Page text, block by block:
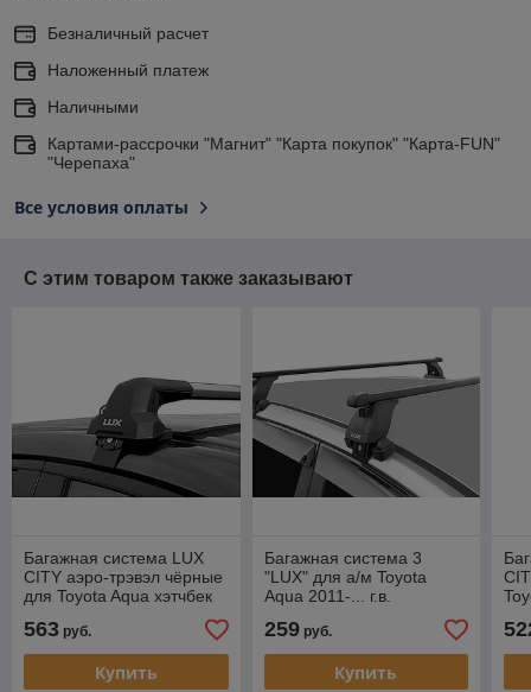
Безналичный расчет
Наложенный платеж
Наличными
Картами-рассрочки "Магнит" "Карта покупок" "Карта-FUN"
"Черепаха"
Все условия оплаты
С этим товаром также заказывают
Багажная система LUX
CITY аэро-трэвэл чёрные
для Toyota Aqua хэтчбек
563 руб.
Купить
Багажная система 3
"LUX" для а/м Toyota
Aqua 2011-... г.в.
259руб.
Купить